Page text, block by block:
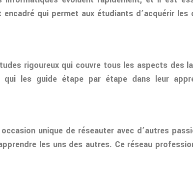
qui permet aux étudiants d’acquérir
rigoureux qui couvre tous les aspects
qui les guide étape par étape dans leur
unique de réseauter avec d’autres
les uns des autres. Ce réseau